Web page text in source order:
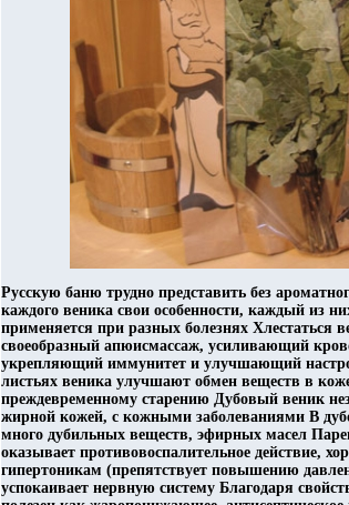
Русскую баню трудно представить без
каждого веника свои особенности, каждый из
применяется при разных болезнях Хлестаться
своеобразный апюисмассаж, усиливающий
укрепляющий иммунитет и улучшающий
листьях веника улучшают обмен веществ в
преждевременному старению Дубовый веник
жирной кожей, с кожными заболеваниями В
много дубильных веществ, эфирных масел
оказывает противовоспалительное действие,
гипертоникам (препятствует повышению
успокаивает нервную систему Благодаря